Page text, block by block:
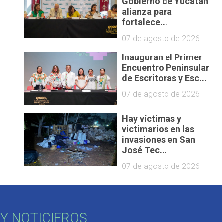
alianza para
fortalece...
07 de agosto de 2026
Inauguran el Primer
Encuentro Peninsular
de Escritoras y Esc...
07 de agosto de 2026
Hay víctimas y
victimarios en las
invasiones en San
José Tec...
07 de agosto de 2026
NOTICIEROS